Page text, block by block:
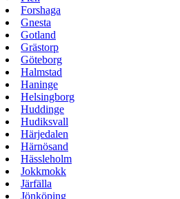
Forshaga
Gnesta
Gotland
Grästorp
Göteborg
Halmstad
Haninge
Helsingborg
Huddinge
Hudiksvall
Härjedalen
Härnösand
Hässleholm
Jokkmokk
Järfälla
Jönköping